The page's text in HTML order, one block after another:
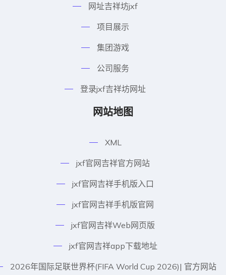
网址吉祥坊jxf
项目展示
集团游戏
公司服务
登录jxf吉祥坊网址
网站地图
XML
jxf官网吉祥官方网站
jxf官网吉祥手机版入口
jxf官网吉祥手机版官网
jxf官网吉祥Web网页版
jxf官网吉祥app下载地址
2026年国际足联世界杯(FIFA World Cup 2026)| 官方网站